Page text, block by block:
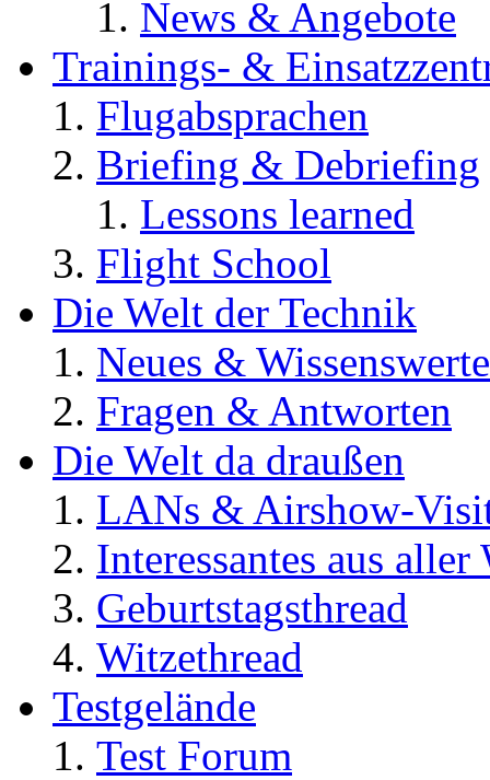
News & Angebote
Trainings- &
Flugabsprachen
Briefing & Debriefing
Lessons learned
Flight School
Die Welt der Technik
Neues &
Fragen & Antworten
Die Welt da draußen
LANs & Airshow-
Interessantes aus aller
Geburtstagsthread
Witzethread
Testgelände
Test Forum